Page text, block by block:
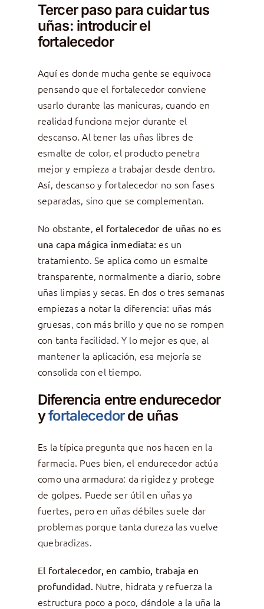
Tercer paso para cuidar tus
uñas: introducir el
fortalecedor
Aquí es donde mucha gente se equivoca
pensando que el fortalecedor conviene
usarlo durante las manicuras, cuando en
realidad funciona mejor durante el
descanso. Al tener las uñas libres de
esmalte de color, el producto penetra
mejor y empieza a trabajar desde dentro.
Así, descanso y fortalecedor no son fases
separadas, sino que se complementan.
No obstante,el fortalecedor de uñas no es
una capa mágica inmediata: es un
tratamiento. Se aplica como un esmalte
transparente, normalmente a diario, sobre
uñas limpias y secas. En dos o tres semanas
empiezas a notar la diferencia: uñas más
gruesas, con más brillo y que no se rompen
con tanta facilidad. Y lo mejor es que, al
mantener la aplicación, esa mejoría se
consolida con el tiempo.
Diferencia entre endurecedor
yfortalecedorde uñas
Es la típica pregunta que nos hacen en la
farmacia. Pues bien, el endurecedor actúa
como una armadura: da rigidez y protege
de golpes. Puede ser útil en uñas ya
fuertes, pero en uñas débiles suele dar
problemas porque tanta dureza las vuelve
quebradizas.
El fortalecedor, en cambio, trabaja en
profundidad. Nutre, hidrata y refuerza la
estructura poco a poco, dándole a la uña la